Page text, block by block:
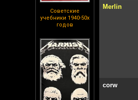
Советские
учебники 1940-50х
годов
Merlin
corw